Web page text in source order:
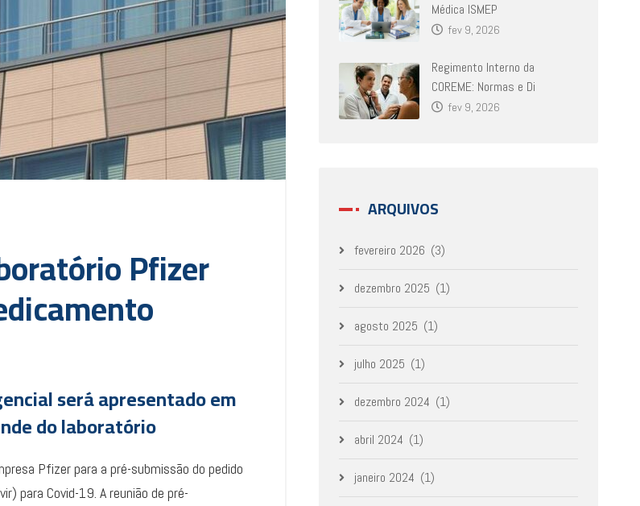
Pfizer
será apresentado em
do laboratório
Pfizer para a pré-submissão do pedido
para Covid-19. A reunião de pré-
Médica ISMEP
fev 9, 2026
Regimento Interno da
COREME: Normas e Di
fev 9, 2026
ARQUIVOS
fevereiro 2026 (3)
dezembro 2025 (1)
agosto 2025 (1)
julho 2025 (1)
dezembro 2024 (1)
abril 2024 (1)
janeiro 2024 (1)